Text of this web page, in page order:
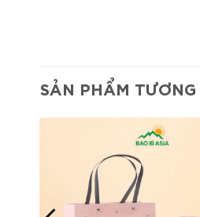
handmade hoặc
hàng cần đóng gói
Couche (bóng
Dễ dàng in ấn
năng nhận diện khi
Ứng dụng đa dạng:
SẢN PHẨM